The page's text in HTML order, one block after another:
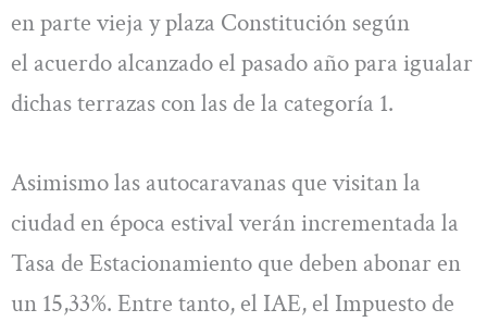
en parte vieja y plaza Constitución según
el acuerdo alcanzado el pasado año para igualar
dichas terrazas con las de la categoría 1.
Asimismo las autocaravanas que visitan la
ciudad en época estival verán incrementada la
Tasa de Estacionamiento que deben abonar en
un 15,33%. Entre tanto, el IAE, el Impuesto de